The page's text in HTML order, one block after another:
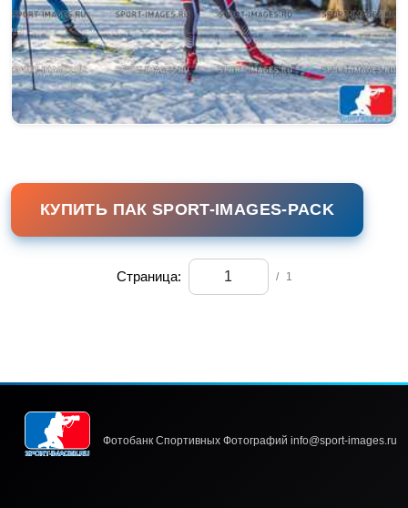
КУПИТЬ ПАК SPORT-IMAGES-PACK
Страница: / 1
Фотобанк Спортивных Фотографий info@sport-images.ru